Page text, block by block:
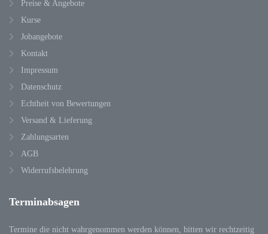
Preise & Angebote
Kurse
Jobangebote
Kontakt
Impressum
Datenschutz
Echtheit von Bewertungen
Versand & Lieferung
Zahlungsarten
AGB
Widerrufsbelehrung
Terminabsagen
Termine die nicht wahrgenommen werden können, bitten wir rechtzeitig